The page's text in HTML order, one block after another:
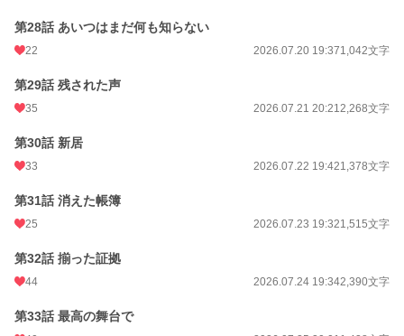
第28話 あいつはまだ何も知らない
22 2026.07.20 19:371,042文字
第29話 残された声
35 2026.07.21 20:212,268文字
第30話 新居
33 2026.07.22 19:421,378文字
第31話 消えた帳簿
25 2026.07.23 19:321,515文字
第32話 揃った証拠
44 2026.07.24 19:342,390文字
第33話 最高の舞台で